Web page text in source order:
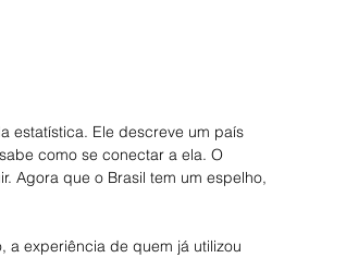
estatística. Ele descreve um país
como se conectar a ela. O
Agora que o Brasil tem um espelho,
a experiência de quem já utilizou